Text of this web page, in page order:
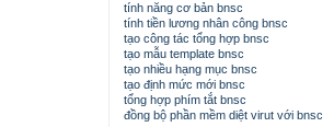
tính năng cơ bản bnsc
tính tiền lương nhân công bnsc
tạo công tác tổng hợp bnsc
tạo mẫu template bnsc
tạo nhiều hạng mục bnsc
tạo định mức mới bnsc
tổng hợp phím tắt bnsc
đồng bộ phần mềm diệt virut với bnsc